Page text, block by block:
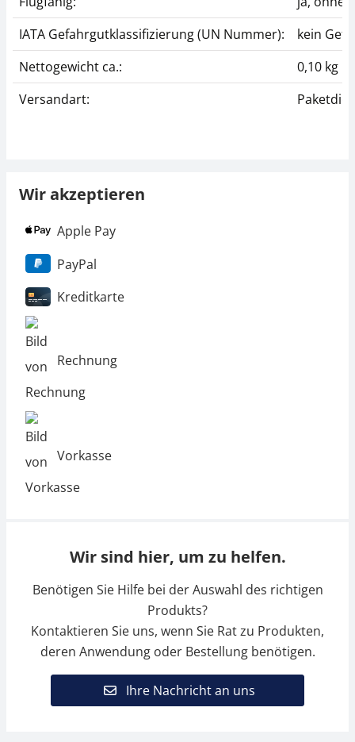
IATA Gefahrgutklassifizierung (UN Nummer):
kein
Nettogewicht ca.:
0,10 kg
Versandart:
Wir akzeptieren
Apple Pay
PayPal
Kreditkarte
Rechnung
Vorkasse
Wir sind hier, um zu helfen.
Benötigen Sie Hilfe bei der Auswahl des richtigen
Produkts?
Kontaktieren Sie uns, wenn Sie Rat zu Produkten,
deren Anwendung oder Bestellung benötigen.
Ihre Nachricht an uns